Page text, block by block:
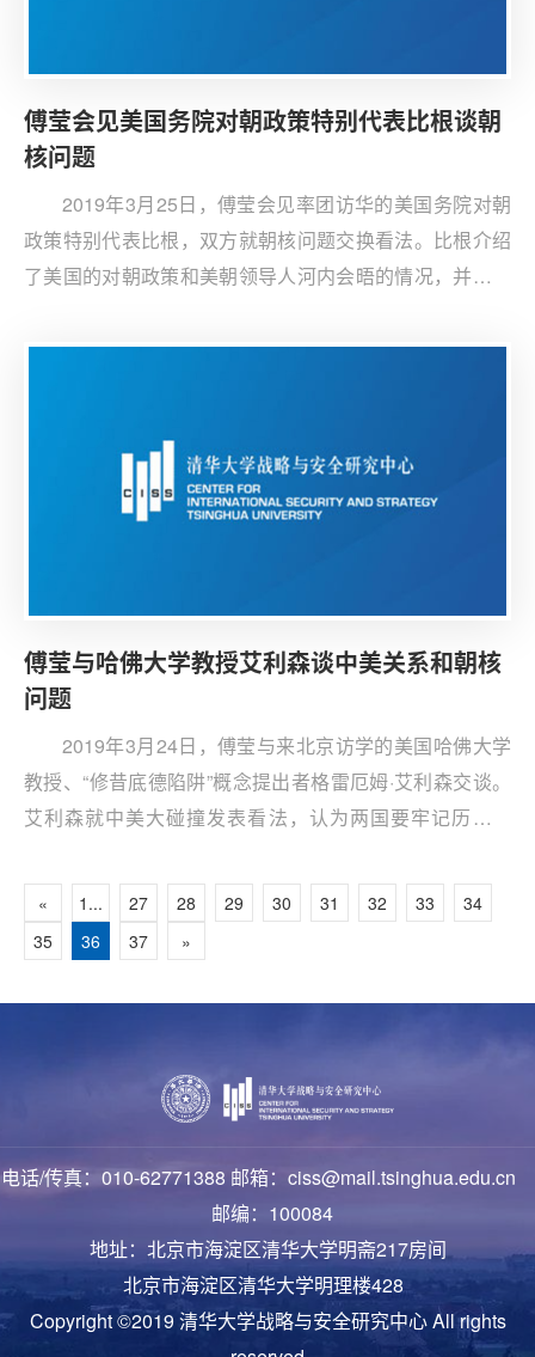
傅莹会见美国务院对朝政策特别代表比根谈朝
核问题
2019年3月25日，傅莹会见率团访华的美国务院对朝
政策特别代表比根，双方就朝核问题交换看法。比根介绍
了美国的对朝政策和美朝领导人河内会晤的情况，并对如
纬谈起，督促比根保持耐心和韧性，照顾朝鲜最为弱者的
化，支持美朝继续开展接触谈判。
傅莹与哈佛大学教授艾利森谈中美关系和朝核
问题
2019年3月24日，傅莹与来北京访学的美国哈佛大学
教授、“修昔底德陷阱”概念提出者格雷厄姆·艾利森交谈。
艾利森就中美大碰撞发表看法，认为两国要牢记历史教
朝核问题的妥善解决发表了自己的看法。
« 1... 27 28 29 30 31 32 33
34
35
36 37 »
电话/传真：010-62771388 邮箱：ciss@mail.tsinghua.edu.cn
邮编：100084
地址：北京市海淀区清华大学明斋217房间
北京市海淀区清华大学明理楼428
Copyright ©2019 清华大学战略与安全研究中心 All rights